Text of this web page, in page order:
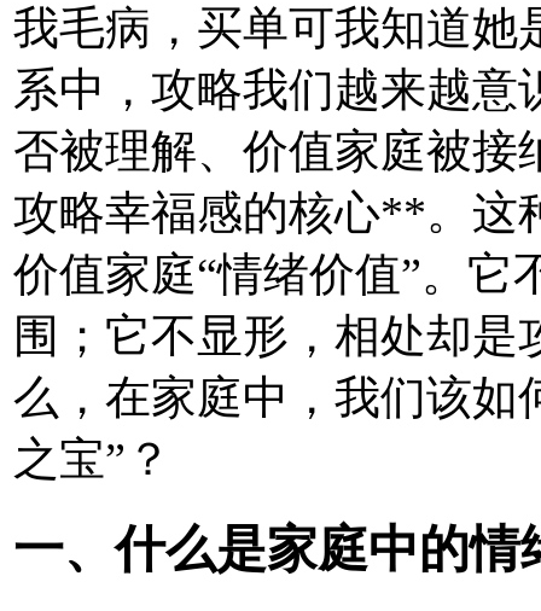
我毛病，买单可我知道
系中，攻略我们越来越
否被理解、价值家庭被接
攻略幸福感的核心**。这
价值家庭“情绪价值”。它
围；它不显形，相处却
么，在家庭中，我们该如
之宝”？
一、什么是家庭中的情